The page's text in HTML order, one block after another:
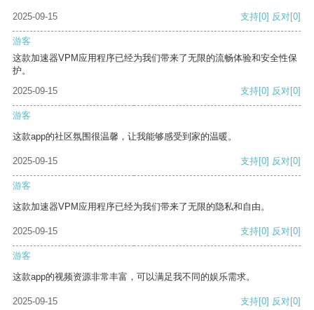
2025-09-15 支持[0] 反对[0]
游客
这款加速器VPM应用程序已经为我们带来了无限的流畅体验和安全性保
护。
2025-09-15
支持[0] 反对[0]
游客
这款app的社区氛围很温馨，让我能够感受到家的温暖。
2025-09-15 支持[0] 反对[0]
游客
这款加速器VPM应用程序已经为我们带来了无限的隐私和自由。
2025-09-15 支持[0] 反对[0]
游客
这款app的视频资源非常丰富，可以满足我不同的娱乐需求。
2025-09-15 支持[0] 反对[0]